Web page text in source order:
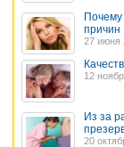
Почему
причин
27 июня
12
Из за
20